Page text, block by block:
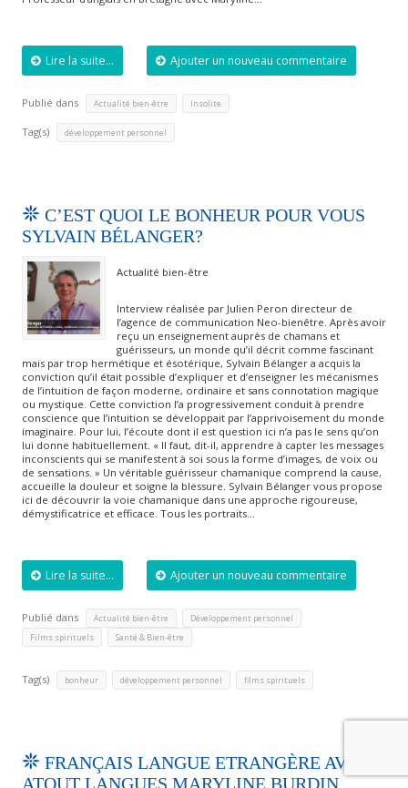
Lire la suite... Ajouter un nouveau commentaire
Publié dans Actualité bien-être Insolite
Tag(s) développement personnel
C’EST QUOI LE BONHEUR POUR VOUS
SYLVAIN BÉLANGER?
Actualité bien-être
Interview réalisée par Julien Peron directeur de
l’agence de communication Neo-bienêtre. Après avoir
reçu un enseignement auprès de chamans et
guérisseurs, un monde qu’il décrit comme fascinant
mais par trop hermétique et ésotérique, Sylvain Bélanger a acquis la
conviction qu’il était possible d’expliquer et d’enseigner les mécanismes
de l’intuition de façon moderne, ordinaire et sans connotation magique
ou mystique. Cette conviction l’a progressivement conduit à prendre
conscience que l’intuition se développait par l’apprivoisement du monde
imaginaire. Pour lui, l’écoute dont il est question ici n’a pas le sens qu’on
lui donne habituellement. « Il faut, dit-il, apprendre à capter les messages
inconscients qui se manifestent à soi sous la forme d’images, de voix ou
de sensations. » Un véritable guérisseur chamanique comprend la cause,
accueille la douleur et soigne la blessure. Sylvain Bélanger vous propose
ici de découvrir la voie chamanique dans une approche rigoureuse,
démystificatrice et efficace. Tous les portraits…
Lire la suite... Ajouter un nouveau commentaire
Publié dans Actualité bien-être Développement personnel
Films spirituels Santé & Bien-être
Tag(s) bonheur développement personnel films spirituels
FRANÇAIS LANGUE ETRANGÈRE AVEC
ATOUT LANGUES MARYLINE BURDIN